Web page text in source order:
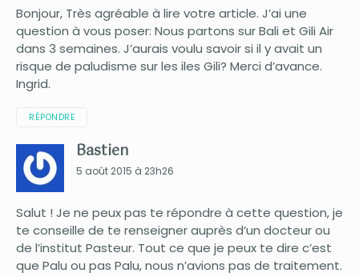
Bonjour, Très agréable à lire votre article. J’ai une
question à vous poser: Nous partons sur Bali et Gili Air
dans 3 semaines. J’aurais voulu savoir si il y avait un
risque de paludisme sur les iles Gili? Merci d’avance.
Ingrid.
RÉPONDRE
Bastien
5 août 2015 à 23h26
Salut ! Je ne peux pas te répondre à cette question, je
te conseille de te renseigner auprès d’un docteur ou
de l’institut Pasteur. Tout ce que je peux te dire c’est
que Palu ou pas Palu, nous n’avions pas de traitement.